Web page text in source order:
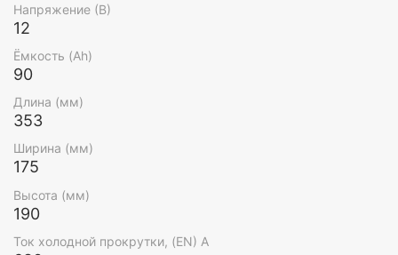
Напряжение (В)
12
Ёмкость (Ah)
90
Длина (мм)
353
Ширина (мм)
175
Высота (мм)
190
Ток холодной прокрутки, (EN) А